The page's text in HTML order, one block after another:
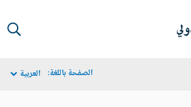
الصفحة باللغة: العربية